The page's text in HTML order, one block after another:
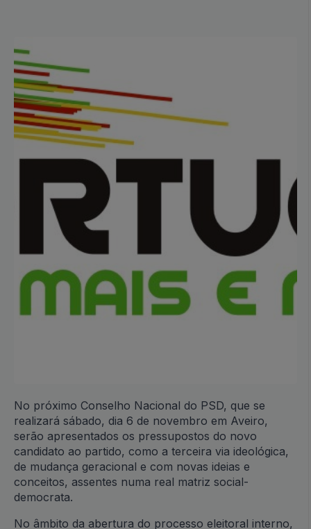
No próximo Conselho Nacional do PSD, que se
realizará sábado, dia 6 de novembro em Aveiro,
serão apresentados os pressupostos do novo
candidato ao partido, como a terceira via ideológica,
de mudança geracional e com novas ideias e
conceitos, assentes numa real matriz social-
democrata.
No âmbito da abertura do processo eleitoral interno,